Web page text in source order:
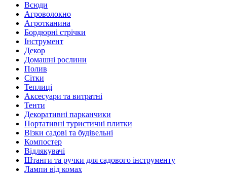
Всюди
Агроволокно
Агротканина
Бордюрні стрічки
Інструмент
Декор
Домашні рослини
Полив
Сітки
Теплиці
Аксесуари та витратні
Тенти
Декоративні парканчики
Портативні туристичні плитки
Візки садові та будівельні
Компостер
Відлякувачі
Штанги та ручки для садового інструменту
Лампи від комах